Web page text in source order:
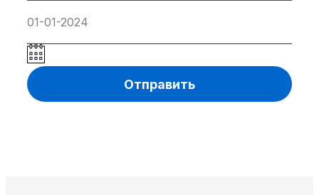
Отправить